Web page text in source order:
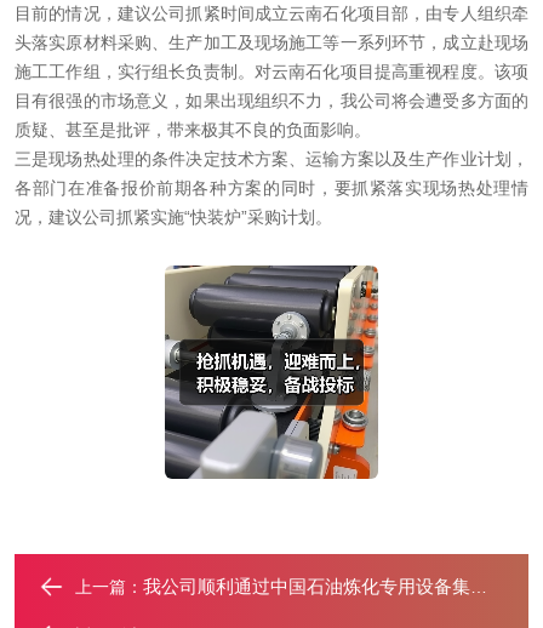
目前的情况，建议公司抓紧时间成立云南石化项目部，由专人组织牵
头落实原材料采购、生产加工及现场施工等一系列环节，成立赴现场
施工工作组，实行组长负责制。对云南石化项目提高重视程度。该项
目有很强的市场意义，如果出现组织不力，我公司将会遭受多方面的
质疑、甚至是批评，带来极其不良的负面影响。
三是现场热处理的条件决定技术方案、运输方案以及生产作业计划，
各部门在准备报价前期各种方案的同时，要抓紧落实现场热处理情
况，建议公司抓紧实施“快装炉”采购计划。
上一篇： 我公司顺利通过中国石油炼化专用设备集中采购考察组审查工作